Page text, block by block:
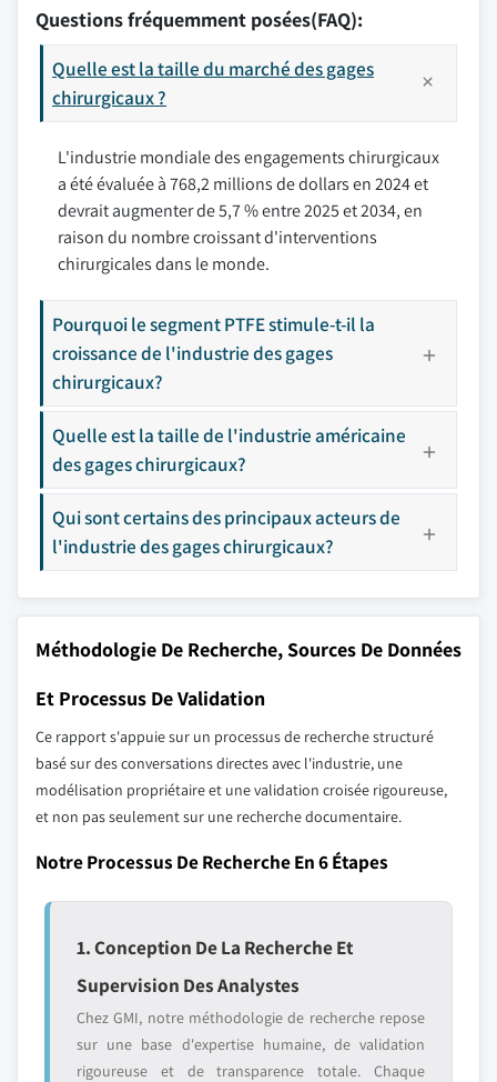
Questions fréquemment posées(FAQ):
Quelle est la taille du marché des gages
chirurgicaux ?
L'industrie mondiale des engagements chirurgicaux
a été évaluée à 768,2 millions de dollars en 2024 et
devrait augmenter de 5,7 % entre 2025 et 2034, en
raison du nombre croissant d'interventions
chirurgicales dans le monde.
Pourquoi le segment PTFE stimule-t-il la
croissance de l'industrie des gages
chirurgicaux?
Quelle est la taille de l'industrie américaine
des gages chirurgicaux?
Qui sont certains des principaux acteurs de
l'industrie des gages chirurgicaux?
Méthodologie De Recherche, Sources De Données
Et Processus De Validation
Ce rapport s'appuie sur un processus de recherche structuré
basé sur des conversations directes avec l'industrie, une
modélisation propriétaire et une validation croisée rigoureuse,
et non pas seulement sur une recherche documentaire.
Notre Processus De Recherche En 6 Étapes
1. Conception De La Recherche Et
Supervision Des Analystes
Chez GMI, notre méthodologie de recherche repose
sur une base d'expertise humaine, de validation
rigoureuse et de transparence totale. Chaque